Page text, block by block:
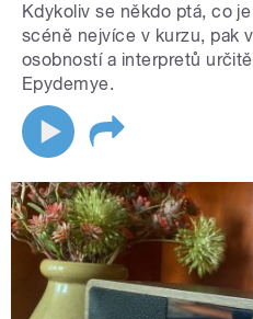
Kdykoliv se někdo ptá, co
scéně nejvíce v kurzu, pak
osobností a interpretů
Epydemye.